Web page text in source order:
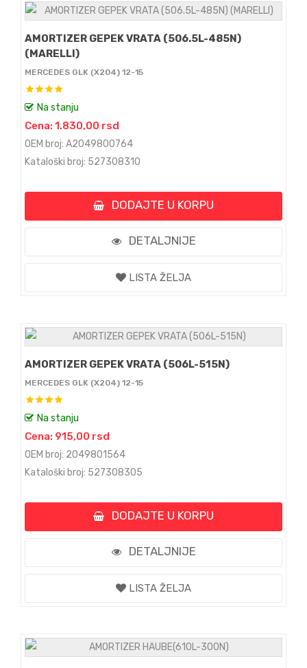
AMORTIZER GEPEK VRATA (506.5L-485N)
(MARELLI)
MERCEDES GLK (X204) 12-15
Na stanju
Cena: 1.830,00 rsd
OEM broj: A2049800764
Kataloški broj: 527308310
DODAJTE U KORPU
DETALJNIJE
LISTA ŽELJA
AMORTIZER GEPEK VRATA (506L-515N)
MERCEDES GLK (X204) 12-15
Na stanju
Cena: 915,00 rsd
OEM broj: 2049801564
Kataloški broj: 527308305
DODAJTE U KORPU
DETALJNIJE
LISTA ŽELJA